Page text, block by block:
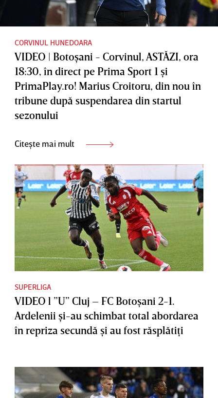
CORVINUL HUNEDOARA
VIDEO | Botoşani - Corvinul, ASTĂZI, ora
18:30, în direct pe Prima Sport 1 şi
PrimaPlay.ro! Marius Croitoru, din nou în
tribune după suspendarea din startul
sezonului
Citește mai mult
SUPERLIGA
VIDEO l ”U” Cluj – FC Botoşani 2-1.
Ardelenii şi-au schimbat total abordarea
în repriza secundă şi au fost răsplătiţi